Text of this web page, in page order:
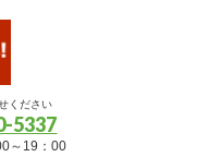
ください
5337
～19：00